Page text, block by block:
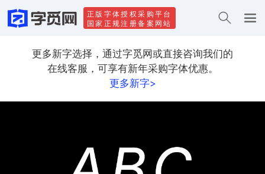
正版字体授权采购平台
国家正规注册备案网站
更多新字选择，通过字觅网或直接咨询我们的
在线客服，可享有新年采购字体优惠。
更多新字>